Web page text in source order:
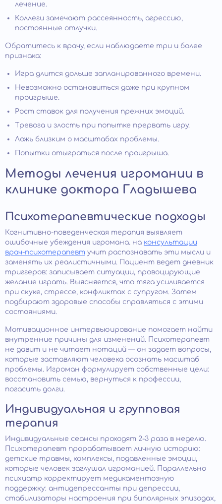
лечение.
Коллеги замечают рассеянность, агрессию,
постоянные отлучки.
Обратитесь к врачу, если наблюдаете три и более
признака:
Игра длится дольше запланированного времени.
Невозможно остановиться даже при крупном
проигрыше.
Рост ставок для получения прежних эмоций.
Тревога и злость при попытке прервать игру.
Ложь близким о масштабах проблемы.
Попытки отыграться после проигрыша.
Методы лечения игромании в
клинике доктора Гладышева
Психотерапевтические подходы
Когнитивно-поведенческая терапия выявляет
ошибочные убеждения игромана. на консультации
врач-психотерапевт учит распознавать эти мысли и
заменять их реалистичными. Пациент ведет дневник
триггеров: записывает ситуации, провоцирующие
желание играть. Выясняется, что тяга усиливается
при скуке, стрессе, конфликтах с супругом. Затем
подбирают здоровые способы справляться с этими
состояниями.
Мотивационное интервьюирование помогает найти
внутренние причины для изменений. Психотерапевт
не давит и не читает нотаций — он задает вопросы,
которые заставляют человека осознать масштаб
проблемы. Игроман формулирует собственные цели:
восстановить семью, вернуться к профессии,
погасить долги.
Индивидуальная и групповая
терапия
Индивидуальные сеансы проходят 2-3 раза в неделю.
Психотерапевт прорабатывает личную историю:
детские травмы, комплексы, подавленные эмоции,
которые человек заглушал игроманией. Параллельно
психиатр корректирует медикаментозную
поддержку: антидепрессанты при депрессии,
стабилизаторы настроения при биполярных эпизодах,